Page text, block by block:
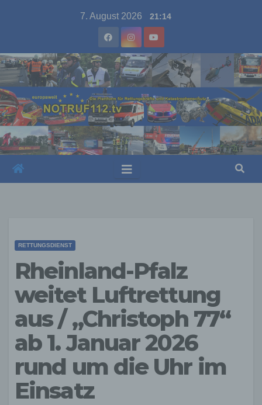
7. August 2026 21:14
RETTUNGSDIENST
Rheinland-Pfalz
weitet Luftrettung
aus / „Christoph 77“
ab 1. Januar 2026
rund um die Uhr im
Einsatz